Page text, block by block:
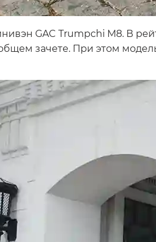
GAC Trumpchi M8. В
зачете. При этом